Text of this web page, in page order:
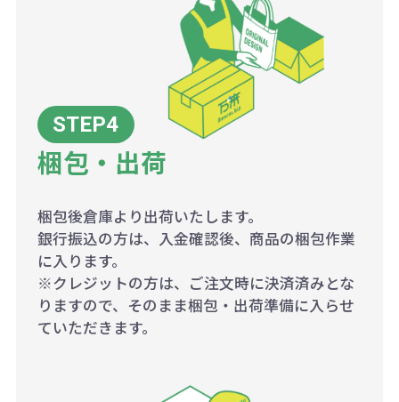
梱包・出荷
梱包後倉庫より出荷いたします。
銀行振込の方は、入金確認後、商品の梱包作業
に入ります。
※クレジットの方は、ご注文時に決済済みとな
りますので、そのまま梱包・出荷準備に入らせ
ていただきます。